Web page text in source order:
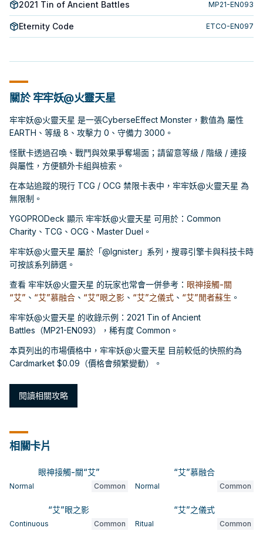
2021 Tin of Ancient Battles MP21-EN093
Eternity Code ETCO-EN097
關於 牢牢妖@火靈天星
牢牢妖@火靈天星 是一張CyberseEffect Monster，數值為 屬性
EARTH、等級 8、攻擊力 0、守備力 3000。
怪獸卡透過召喚、戰鬥與效果爭奪場面；請留意等級 / 階級 / 連接
與屬性，方便額外卡組與檢索。
在本站追蹤的現行 TCG / OCG 禁限卡表中，牢牢妖@火靈天星 為
無限制。
YGOPRODeck 顯示 牢牢妖@火靈天星 可用於：Common
Charity、TCG、OCG、Master Duel。
牢牢妖@火靈天星 屬於「@Ignister」系列，搜尋引擎卡與科技卡時
可按該系列篩選。
查看 牢牢妖@火靈天星 的玩家也常會一併參考： 眼神接觸-關
“艾” 、 “艾”慕融合 、 “艾”眼之影 、 “艾”之儀式 、 “艾”閒者蘇生 。
牢牢妖@火靈天星 的收錄示例：2021 Tin of Ancient
Battles（MP21-EN093），稀有度 Common。
本頁列出的市場價格中，牢牢妖@火靈天星 目前較低的快照約為
Cardmarket $0.09（價格會頻繁變動）。
閱讀相關攻略
相關卡片
眼神接觸-關“艾”
Normal Common
“艾”慕融合
Normal Common
“艾”眼之影
Continuous Common
“艾”之儀式
Ritual Common